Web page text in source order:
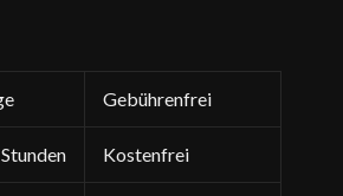
Gebührenfrei
Kostenfrei